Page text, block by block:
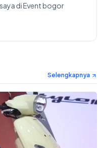
di Event bogor
Selengkapnya